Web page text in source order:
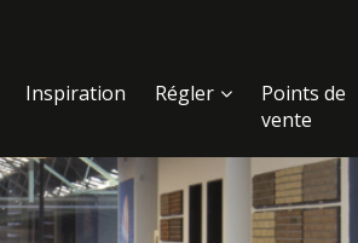
Inspiration Régler
Points de
vente